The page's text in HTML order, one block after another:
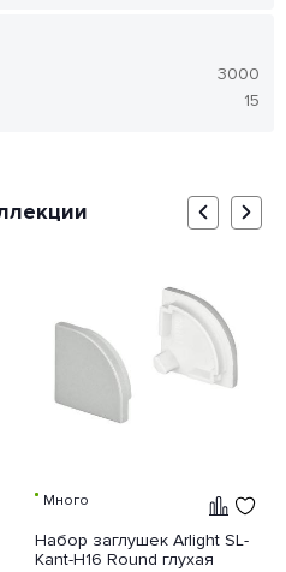
3000
15
Много
Набор заглушек Arlight SL-
Kant-H16 Round глухая